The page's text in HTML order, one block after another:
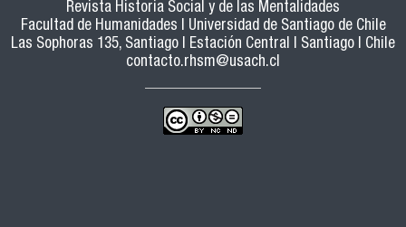
Revista Historia Social y de las Mentalidades
Facultad de Humanidades | Universidad de Santiago de Chile
Las Sophoras 135, Santiago | Estación Central | Santiago | Chile
contacto.rhsm@usach.cl